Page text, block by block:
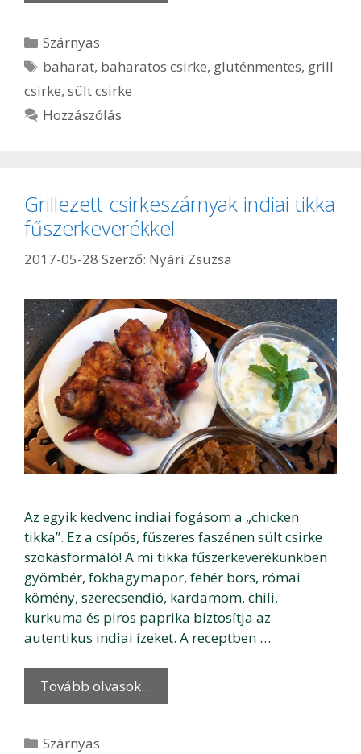
Kategória
Szárnyas
Címkék
baharat, baharatos csirke, gluténmentes, grill
csirke, sült csirke
Hozzászólás
Grillezett csirkeszárnyak indiai tikka
fűszerkeverékkel
2017-05-28 Szerző: Nyári Zsuzsa
Az egyik kedvenc indiai fogásom a „chicken
tikka”. Ez a csípős, fűszeres faszénen sült csirke
szokásformáló! A mi tikka fűszerkeverékünkben
gyömbér, fokhagymapor, fehér bors, római
kömény, szerecsendió, kardamom, chili,
kurkuma és piros paprika biztosítja az
autentikus indiai ízeket. A receptben …
Tovább olvasok…
Kategória
Szárnyas